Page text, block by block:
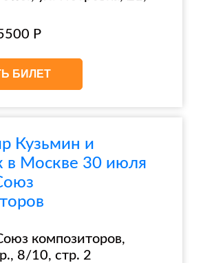
Р
БИЛЕТ
Кузьмин и
в Москве 30 июля
композиторов,
8/10, стр. 2